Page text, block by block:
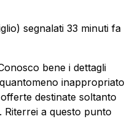
segnalati 33 minuti fa
bene i dettagli
inappropriato
destinate soltanto
Riterrei a questo punto